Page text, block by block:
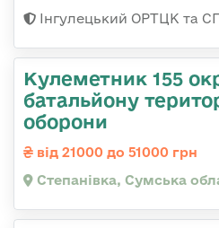
Інгулецький ОРТЦК та
Кулеметник 155
батальйону
оборони
від 21000 до 51000 грн
Степанівка, Сумська